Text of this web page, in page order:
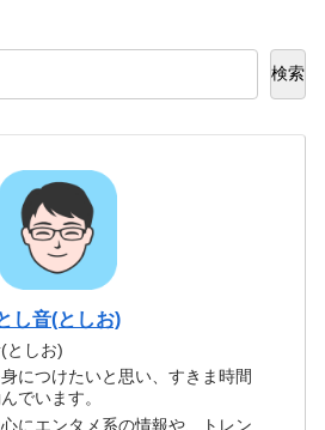
検索
し音(としお)
としお)
につけたいと思い、すきま時間
でいます。
にエンタメ系の情報や、トレン